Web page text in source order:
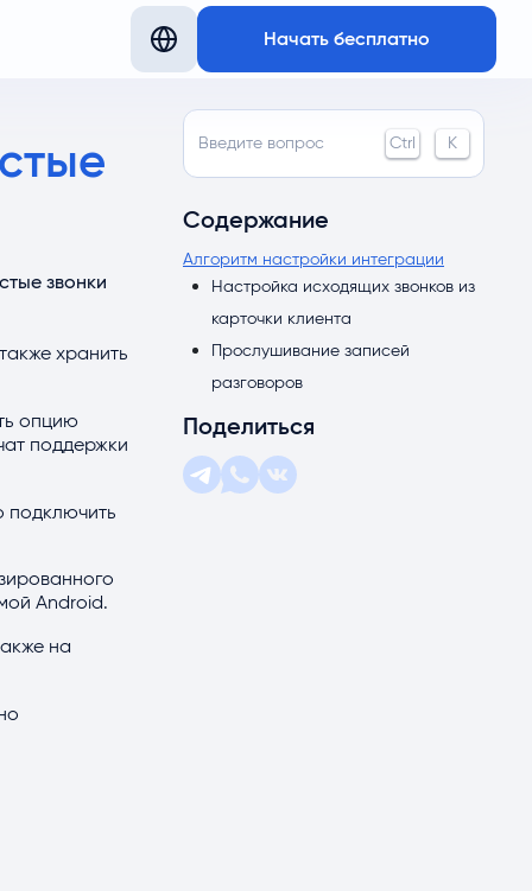
Начать бесплатно
звонки
хранить
опцию
поддержки
подключить
Android.
на
Введите вопрос Ctrl K
Содержание
Алгоритм настройки интеграции
Настройка исходящих звонков из
карточки клиента
Прослушивание записей
разговоров
Поделиться